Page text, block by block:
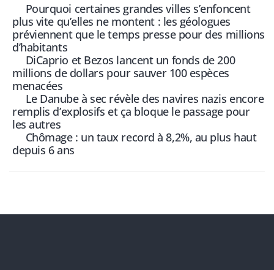
Pourquoi certaines grandes villes s’enfoncent
plus vite qu’elles ne montent : les géologues
préviennent que le temps presse pour des millions
d’habitants
DiCaprio et Bezos lancent un fonds de 200
millions de dollars pour sauver 100 espèces
menacées
Le Danube à sec révèle des navires nazis encore
remplis d’explosifs et ça bloque le passage pour
les autres
Chômage : un taux record à 8,2%, au plus haut
depuis 6 ans